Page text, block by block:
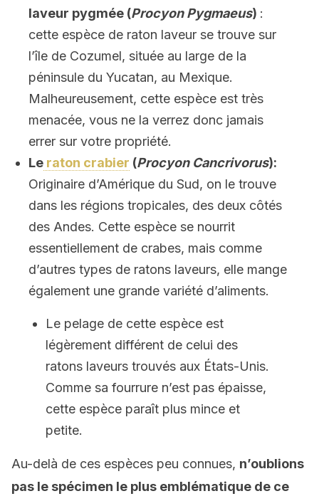
laveur pygmée (Procyon Pygmaeus) :
cette espèce de raton laveur se trouve sur
l’île de Cozumel, située au large de la
péninsule du Yucatan, au Mexique.
Malheureusement, cette espèce est très
menacée, vous ne la verrez donc jamais
errer sur votre propriété.
Le raton crabier (Procyon Cancrivorus):
Originaire d’Amérique du Sud, on le trouve
dans les régions tropicales, des deux côtés
des Andes. Cette espèce se nourrit
essentiellement de crabes, mais comme
d’autres types de ratons laveurs, elle mange
également une grande variété d’aliments.
Le pelage de cette espèce est
légèrement différent de celui des
ratons laveurs trouvés aux États-Unis.
Comme sa fourrure n’est pas épaisse,
cette espèce paraît plus mince et
petite.
Au-delà de ces espèces peu connues, n’oublions
pas le spécimen le plus emblématique de ce